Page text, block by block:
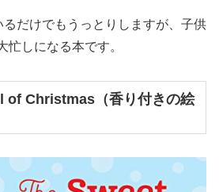
だけでもうっとりしますが、子供
忙しになる本です。
of Christmas（香り付きの絵